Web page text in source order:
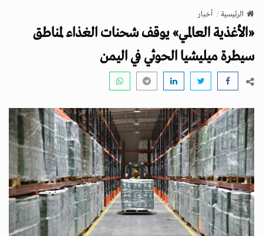
v
i
g
a
t
n
الرئيسية أخبار
«الأغذية العالمي» يوقف شحنات الغذاء لمناطق
سيطرة ميليشيا الحوثي في اليمن